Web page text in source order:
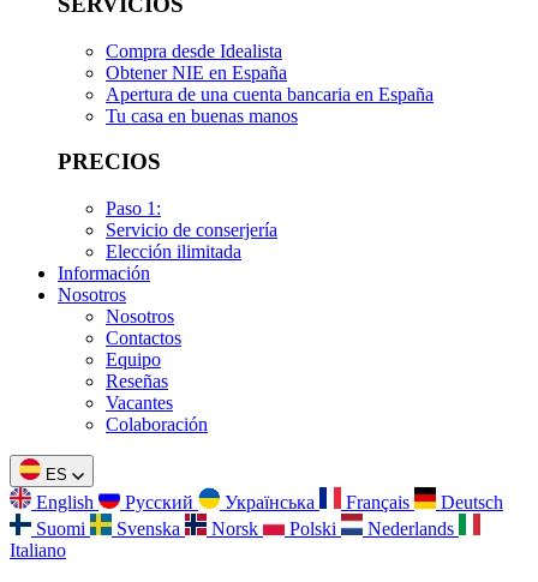
Compra desde Idealista
Obtener NIE en España
Apertura de una cuenta bancaria en España
Tu casa en buenas manos
PRECIOS
Paso 1:
Servicio de conserjería
Elección ilimitada
Información
Nosotros
Nosotros
Contactos
Equipo
Reseñas
Vacantes
Colaboración
ES
English Русский Українська Français
Deutsch
Suomi
Svenska Norsk Polski
Nederlands
Italiano